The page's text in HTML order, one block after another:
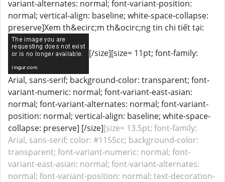
variant-alternates: normal; font-variant-position:
normal; vertical-align: baseline; white-space-collapse:
preserve]Xem th&ecirc;m th&ocirc;ng tin chi tiết tại:
[/size][size= 11pt; font-family:
Arial, sans-serif; background-color: transparent; font-
variant-numeric: normal; font-variant-east-asian:
normal; font-variant-alternates: normal; font-variant-
position: normal; vertical-align: baseline; white-space-
collapse: preserve] [/size][size= 13.5pt; font-family:
Arial, sans-serif; color: #1155cc; background-color:
transparent; font-variant-numeric: normal; font-
variant-east-asian: normal; font-variant-alternates:
normal; font-variant-position: normal; text-decoration-